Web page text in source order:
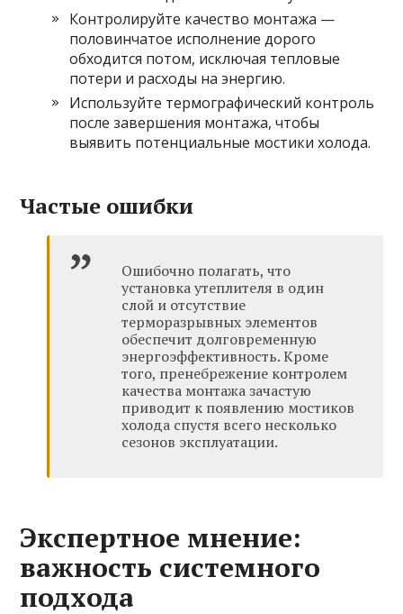
Контролируйте качество монтажа —
половинчатое исполнение дорого
обходится потом, исключая тепловые
потери и расходы на энергию.
Используйте термографический контроль
после завершения монтажа, чтобы
выявить потенциальные мостики холода.
Частые ошибки
Ошибочно полагать, что
установка утеплителя в один
слой и отсутствие
терморазрывных элементов
обеспечит долговременную
энергоэффективность. Кроме
того, пренебрежение контролем
качества монтажа зачастую
приводит к появлению мостиков
холода спустя всего несколько
сезонов эксплуатации.
Экспертное мнение:
важность системного
подхода